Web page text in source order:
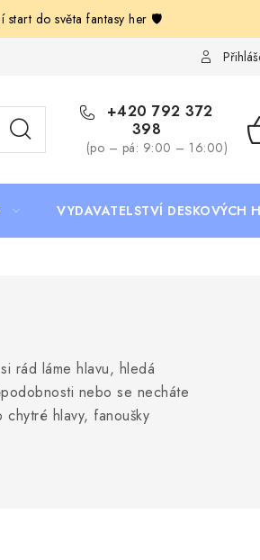
start do světa fantasy her 🛡️
bohémem! Deskoherní kluby, DDM,
+420 792 372
398
(po – pá: 9:00 – 16:00)
VYDAVATELSTVÍ DESKOVÝCH
rád láme hlavu, hledá
nebo se necháte
hlavy, fanoušky